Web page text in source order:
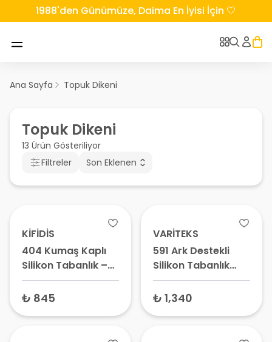
1988'den Günümüze, Daima En İyisi İçin 🤍
Ana Sayfa Topuk Dikeni
Topuk Dikeni
13 Ürün Gösteriliyor
Filtreler
Son Eklenen
KİFİDİS
404 Kumaş Kaplı
Silikon Tabanlık –
Topuk Dikeni
Tabanlığı,
₺ 845
VARİTEKS
591 Ark Destekli
Silikon Tabanlık
Violet – Topuk
Dikeni ve Düz
₺ 1,340